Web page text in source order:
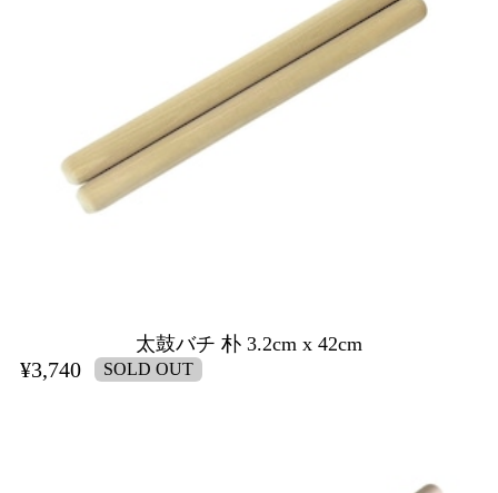
太鼓バチ 朴 3.2cm x 42cm
¥3,740 SOLD OUT